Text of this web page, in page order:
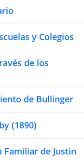
y Colegios
de los
de Bullinger
(1890)
Familiar de Justin